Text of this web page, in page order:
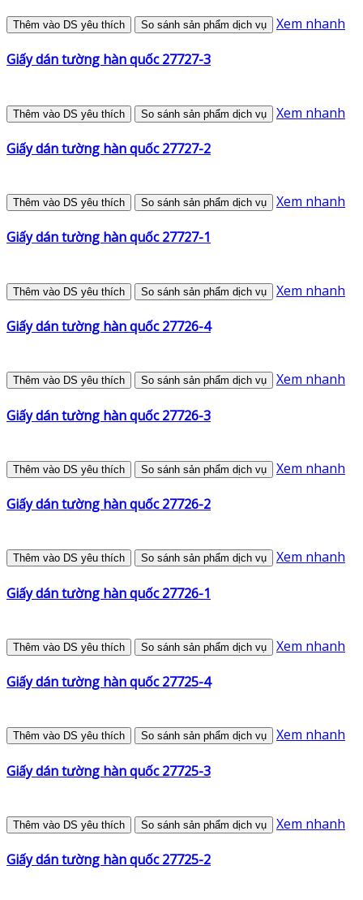
Thêm vào DS yêu thích So sánh sản phẩm dịch vụ Xem nhanh
Giấy dán tường hàn quốc 27727-3
Thêm vào DS yêu thích So sánh sản phẩm dịch vụ Xem nhanh
Giấy dán tường hàn quốc 27727-2
Thêm vào DS yêu thích So sánh sản phẩm dịch vụ Xem nhanh
Giấy dán tường hàn quốc 27727-1
Thêm vào DS yêu thích So sánh sản phẩm dịch vụ Xem nhanh
Giấy dán tường hàn quốc 27726-4
Thêm vào DS yêu thích So sánh sản phẩm dịch vụ Xem nhanh
Giấy dán tường hàn quốc 27726-3
Thêm vào DS yêu thích So sánh sản phẩm dịch vụ Xem nhanh
Giấy dán tường hàn quốc 27726-2
Thêm vào DS yêu thích So sánh sản phẩm dịch vụ Xem nhanh
Giấy dán tường hàn quốc 27726-1
Thêm vào DS yêu thích So sánh sản phẩm dịch vụ Xem nhanh
Giấy dán tường hàn quốc 27725-4
Thêm vào DS yêu thích So sánh sản phẩm dịch vụ Xem nhanh
Giấy dán tường hàn quốc 27725-3
Thêm vào DS yêu thích So sánh sản phẩm dịch vụ Xem nhanh
Giấy dán tường hàn quốc 27725-2